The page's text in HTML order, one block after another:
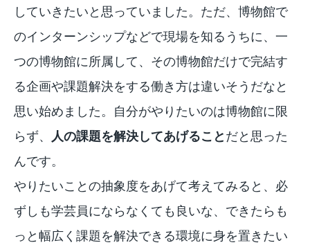
していきたいと思っていました。ただ、博物館で
のインターンシップなどで現場を知るうちに、一
つの博物館に所属して、その博物館だけで完結す
る企画や課題解決をする働き方は違いそうだなと
思い始めました。自分がやりたいのは博物館に限
らず、 人の課題を解決してあげることだと思った
んです。
やりたいことの抽象度をあげて考えてみると、必
ずしも学芸員にならなくても良いな、できたらも
っと幅広く課題を解決できる環境に身を置きたい